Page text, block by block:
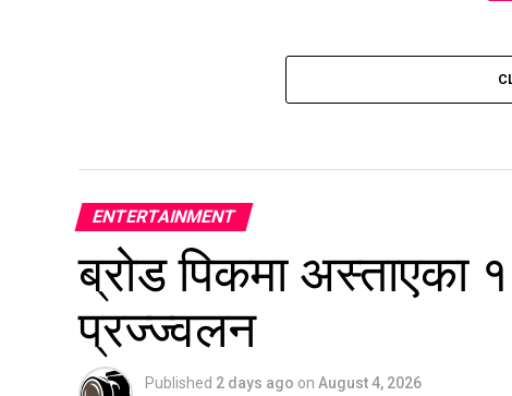
ENTERTAINMENT
ब्रोड पिकमा अस्ताएका
प्रज्ज्वलन
Published 2 days ago on August 4, 2026